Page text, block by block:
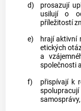
d)
prosazují
usilují o
příležitostí
e)
hrají aktivní
etických
a
společnosti
f)
přispívají k